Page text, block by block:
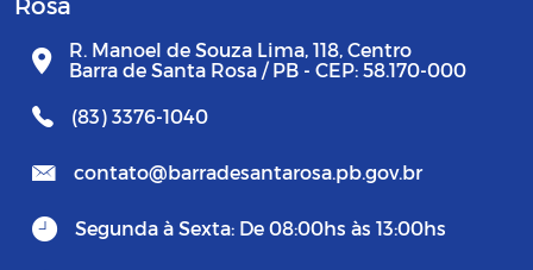
R. Manoel de Souza Lima, 118, Centro
Barra de Santa Rosa / PB - CEP: 58.170-000
(83) 3376-1040
contato@barradesantarosa.pb.gov.br
Segunda à Sexta: De 08:00hs às 13:00hs